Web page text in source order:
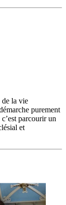
de la vie
purement
parcourir un
et